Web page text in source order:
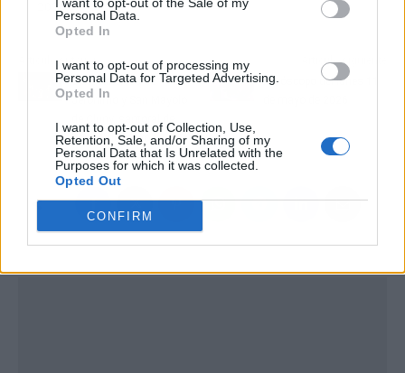
Personal Data.
Opted In
I want to opt-out of processing my
Personal Data for Targeted Advertising.
Opted In
I want to opt-out of Collection, Use,
Retention, Sale, and/or Sharing of my
Personal Data that Is Unrelated with the
Purposes for which it was collected.
Opted Out
CONFIRM
2026.
Artículo anterior
San Francisco de
Jerónimo y San Mayolo
hoy 11 de mayo
Artículo siguiente
Horóscopo del lunes 11